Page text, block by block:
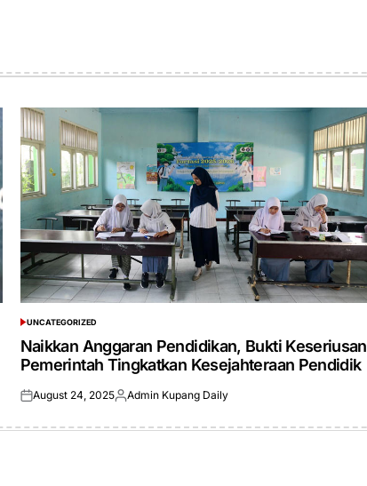
POSTED
IN
UNCATEGORIZED
Naikkan Anggaran Pendidikan, Bukti Keseriusan
Pemerintah Tingkatkan Kesejahteraan Pendidik
Posted
August 24, 2025Posted
Admin Kupang Daily